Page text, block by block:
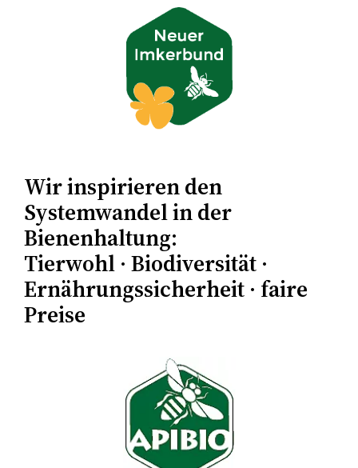
Wir inspirieren den
Systemwandel in der
Bienenhaltung:
Tierwohl · Biodiversität ·
Ernährungssicherheit · faire
Preise